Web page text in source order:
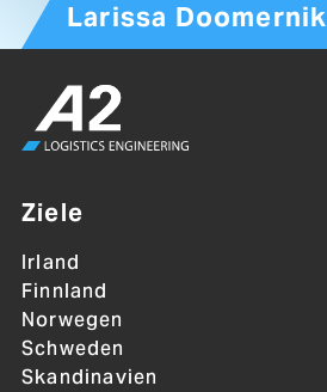
Larissa Doomernik
Ziele
Irland
Finnland
Norwegen
Schweden
Skandinavien